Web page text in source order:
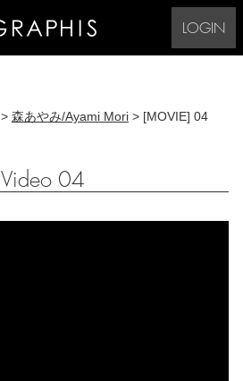
LOGIN
> 森あやみ/Ayami Mori > [MOVIE] 04
Video 04